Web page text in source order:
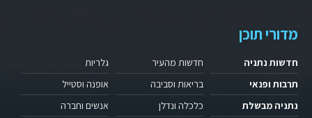
מדורי תוכן
חדשות נתניה
תרבות ופנאי
נתניה מבשלת
חדשות מהעיר
בריאות וסביבה
כלכלה ונדלן
גלריות
אופנה וסטייל
אנשים וחברה